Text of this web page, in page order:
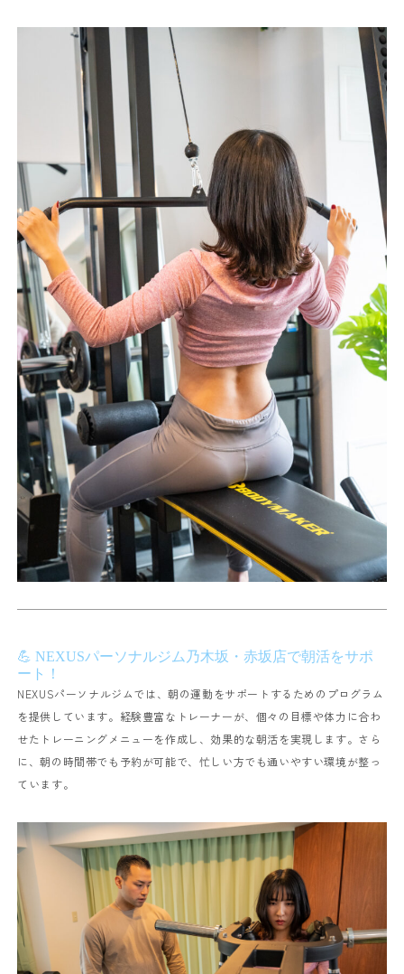
💪 NEXUSパーソナルジム乃木坂・赤坂店で朝活をサポ
ート！
NEXUSパーソナルジムでは、朝の運動をサポートするためのプログラム
を提供しています。経験豊富なトレーナーが、個々の目標や体力に合わ
せたトレーニングメニューを作成し、効果的な朝活を実現します。さら
に、朝の時間帯でも予約が可能で、忙しい方でも通いやすい環境が整っ
ています。